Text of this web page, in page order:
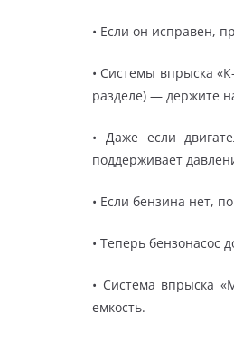
• Если он исправен,
• Системы впрыска
разделе) — держите
• Даже если
поддерживает
• Если бензина нет,
• Теперь бензонасос
• Система впрыска
емкость.